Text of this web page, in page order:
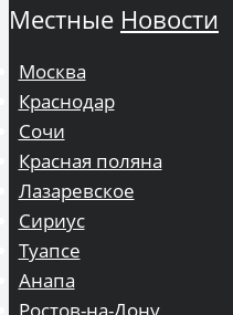
Местные Новости
Москва
Краснодар
Сочи
Красная поляна
Лазаревское
Сириус
Туапсе
Анапа
Ростов-на-Дону